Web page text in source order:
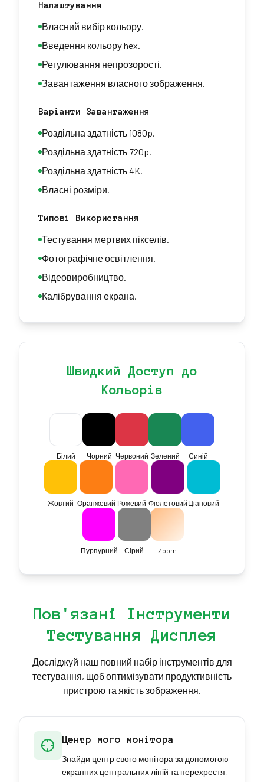
Налаштування
Власний вибір кольору.
Введення кольору hex.
Регулювання непрозорості.
Завантаження власного зображення.
Варіанти Завантаження
Роздільна здатність 1080p.
Роздільна здатність 720p.
Роздільна здатність 4K.
Власні розміри.
Типові Використання
Тестування мертвих пікселів.
Фотографічне освітлення.
Відеовиробництво.
Калібрування екрана.
Швидкий Доступ до
Кольорів
Білий Чорний Червоний Зелений Синій
Жовтий Оранжевий Рожевий Фіолетовий Ціановий
Пурпурний Сірий Zoom
Пов'язані Інструменти
Тестування Дисплея
Досліджуй наш повний набір інструментів для
тестування, щоб оптимізувати продуктивність
пристрою та якість зображення.
Центр мого монітора
Знайди центр свого монітора за допомогою
екранних центральних ліній та перехрестя,